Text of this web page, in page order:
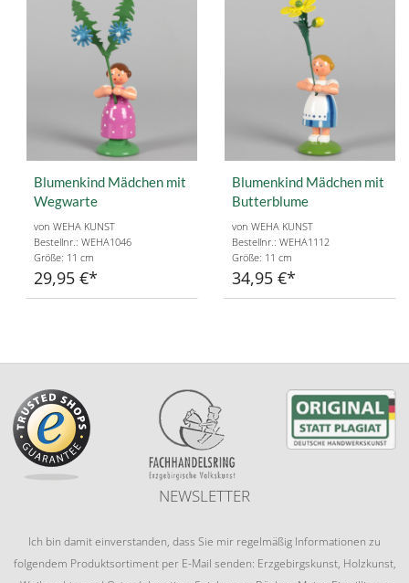
Blumenkind Mädchen mit
Wegwarte
von WEHA KUNST
Bestellnr.: WEHA1046
Größe: 11 cm
29,95 €
Blumenkind Mädchen mit
Butterblume
von WEHA KUNST
Bestellnr.: WEHA1112
Größe: 11 cm
34,95 €
NEWSLETTER
Ich bin damit einverstanden, dass Sie mir regelmäßig Informationen zu
folgendem Produktsortiment per E-Mail senden: Erzgebirgskunst, Holzkunst,